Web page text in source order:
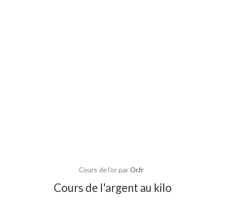
Cours de l'or parOr.fr
Cours de l'argent au kilo